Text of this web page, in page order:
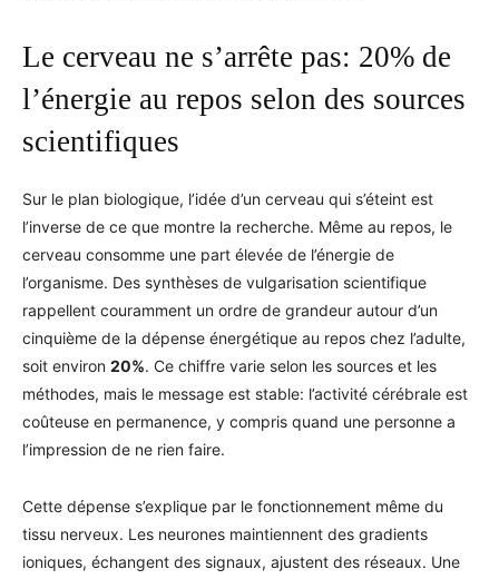
Le cerveau ne s’arrête pas: 20% de
l’énergie au repos selon des sources
scientifiques
Sur le plan biologique, l’idée d’un cerveau qui s’éteint est
l’inverse de ce que montre la recherche. Même au repos, le
cerveau consomme une part élevée de l’énergie de
l’organisme. Des synthèses de vulgarisation scientifique
rappellent couramment un ordre de grandeur autour d’un
cinquième de la dépense énergétique au repos chez l’adulte,
soit environ 20%. Ce chiffre varie selon les sources et les
méthodes, mais le message est stable: l’activité cérébrale est
coûteuse en permanence, y compris quand une personne a
l’impression de ne rien faire.
Cette dépense s’explique par le fonctionnement même du
tissu nerveux. Les neurones maintiennent des gradients
ioniques, échangent des signaux, ajustent des réseaux. Une